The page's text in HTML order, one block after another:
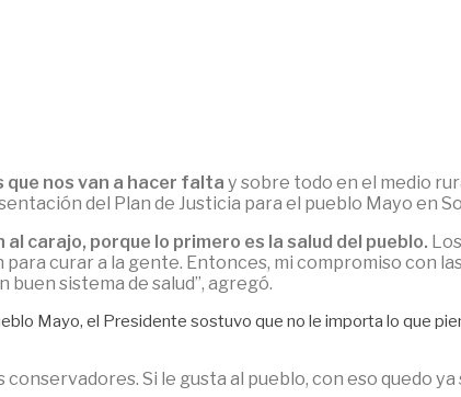
que nos van a hacer falta y sobre todo en el medio
del Plan de Justicia para el pueblo Mayo en
al carajo, porque lo primero es la salud del pueblo.
curar a la gente. Entonces, mi compromiso con
sistema de salud”, agregó.
Mayo, el Presidente sostuvo que no le importa lo que
Si le gusta al pueblo, con eso quedo